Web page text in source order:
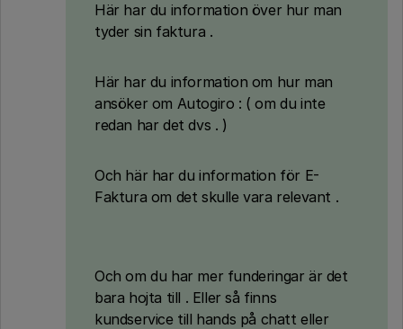
Här har du information över hur man
tyder sin faktura .
Här har du information om hur man
ansöker om Autogiro : ( om du inte
redan har det dvs . )
Och här har du information för E-
Faktura om det skulle vara relevant .
Och om du har mer funderingar är det
bara hojta till . Eller så finns
kundservice till hands på chatt eller